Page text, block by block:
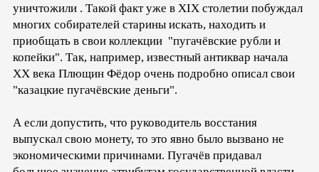
уничтожили . Такой факт уже в XIX столетии побуждал
многих собирателей старины искать, находить и
приобщать в свои коллекции "пугачёвские рубли и
копейки". Так, например, известный антиквар начала
XX века Плющин Фёдор очень подробно описал свои
"казацкие пугачёвские деньги".
А если допустить, что руководитель восстания
выпускал свою монету, то это явно было вызвано не
экономическими причинами. Пугачёв придавал